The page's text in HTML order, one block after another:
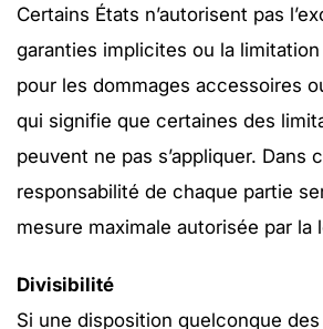
Certains États n’autorisent pas
garanties implicites ou la
pour les dommages accessoires
qui signifie que certaines des
peuvent ne pas s’appliquer. Dans
responsabilité de chaque partie
mesure maximale autorisée par la
Divisibilité
Si une disposition quelconque